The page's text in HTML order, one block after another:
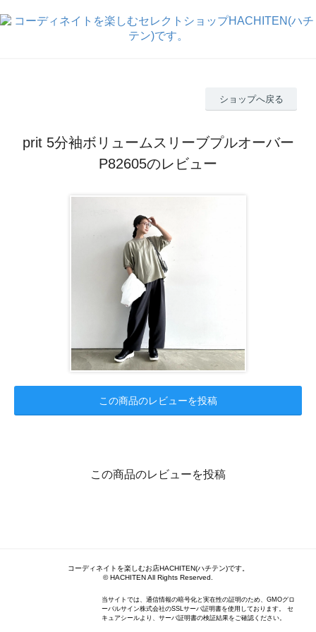
ショップへ戻る
prit 5分袖ボリュームスリーブプルオーバー
P82605のレビュー
この商品のレビューを投稿
この商品のレビューを投稿
コーディネイトを楽しむお店HACHITEN(ハチテン)です。
© HACHITEN All Rights Reserved.
当サイトでは、通信情報の暗号化と実在性の証明のため、GMOグロ
ーバルサイン株式会社のSSLサーバ証明書を使用しております。 セ
キュアシールより、サーバ証明書の検証結果をご確認ください。